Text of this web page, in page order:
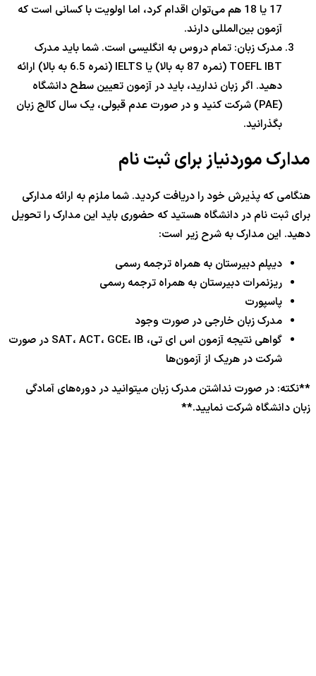
17 یا 18 هم می‌توان اقدام کرد، اما اولویت با کسانی است که
آزمون بین‌المللی دارند.
مدرک زبان: تمام دروس به انگلیسی است. شما باید مدرک
TOEFL IBT (نمره 87 به بالا) یا IELTS (نمره 6.5 به بالا) ارائه
دهید. اگر زبان ندارید، باید در آزمون تعیین سطح دانشگاه
(PAE) شرکت کنید و در صورت عدم قبولی، یک سال کالج زبان
بگذرانید.
مدارک موردنیاز برای ثبت نام
هنگامی که پذیرش خود را دریافت کردید. شما ملزم به ارائه مدارکی
برای ثبت نام در دانشگاه هستید که حضوری باید این مدارک را تحویل
دهید. این مدارک به شرح زیر است:
دیپلم دبیرستان به همراه ترجمه رسمی
ریزنمرات دبیرستان به همراه ترجمه رسمی
پاسپورت
مدرک زبان خارجی در صورت وجود
گواهی نتیجه آزمون اس ای تی، SAT، ACT، GCE، IB در صورت
شرکت در هریک از آزمون‌ها
**نکته: در صورت نداشتن مدرک زبان میتوانید در دوره‌های آمادگی
زبان دانشگاه شرکت نمایید.**